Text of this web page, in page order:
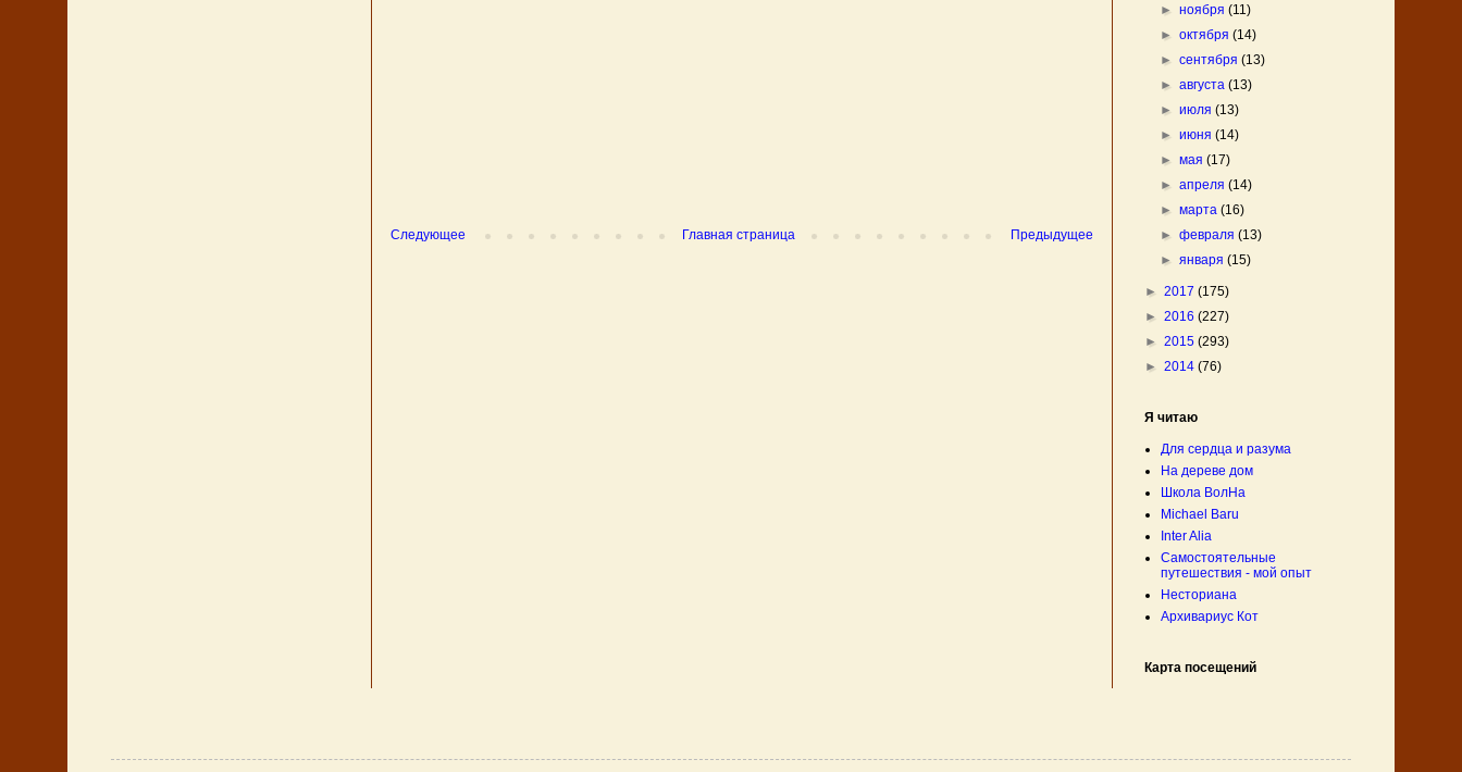
Следующее Предыдущее
Главная страница
►ноября(11)
►октября(14)
►сентября(13)
►августа(13)
►июля(13)
►июня(14)
►мая(17)
►апреля(14)
►марта(16)
►февраля(13)
►января(15)
► 2017 (175)
► 2016 (227)
► 2015 (293)
► 2014 (76)
Я читаю
Для сердца и разума
На дереве дом
Школа ВолНа
Michael Baru
Inter Alia
Самостоятельные
путешествия - мой опыт
Несториана
Архивариус Кот
Карта посещений